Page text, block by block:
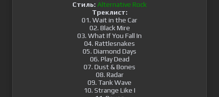
Стиль: Alternative Rock
Треклист:
01. Wait in the Car
02. Black Mire
03. What If You Fall In
04. Rattlesnakes
05. Diamond Days
06. Play Dead
07. Dust & Bones
08. Radar
09. Tank Wave
10. Strange Like I